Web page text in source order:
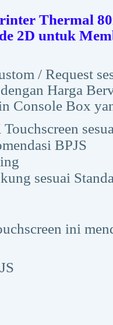
Thermal
2D untuk
/ Request
Harga
Console Box
BPJS
sesuai
ini